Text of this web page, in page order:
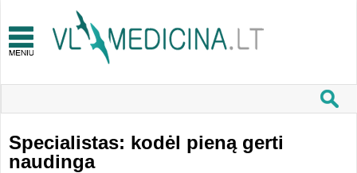
Specialistas: kodėl pieną gerti
naudinga